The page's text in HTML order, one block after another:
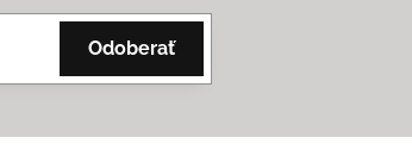
Odoberať